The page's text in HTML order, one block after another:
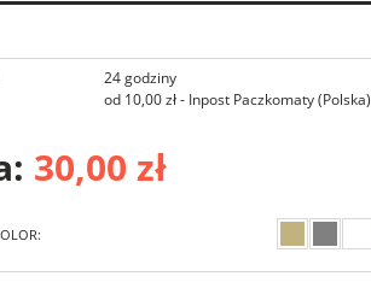
24 godziny
od 10,00 zł- Inpost Paczkomaty(Polska)
Cena nie zawiera ewentualnych kosztów
płatności
30,00 zł